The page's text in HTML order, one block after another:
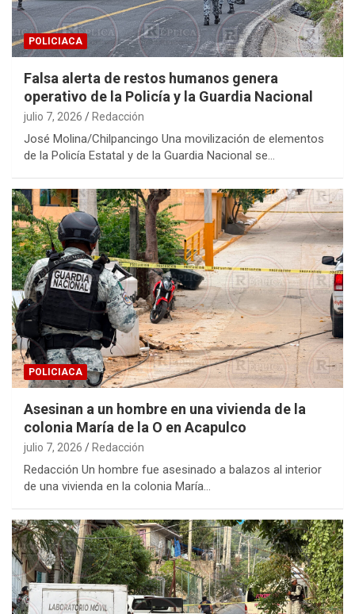
POLICIACA
Falsa alerta de restos humanos genera
operativo de la Policía y la Guardia Nacional
julio 7, 2026 Redacción
José Molina/Chilpancingo Una movilización de elementos
de la Policía Estatal y de la Guardia Nacional se…
POLICIACA
Asesinan a un hombre en una vivienda de la
colonia María de la O en Acapulco
julio 7, 2026 Redacción
Redacción Un hombre fue asesinado a balazos al interior
de una vivienda en la colonia María…